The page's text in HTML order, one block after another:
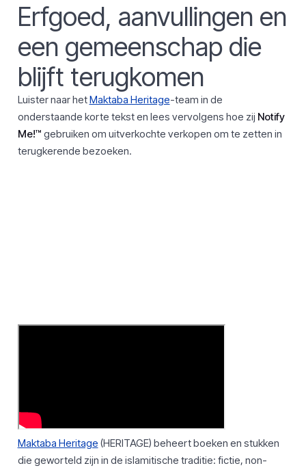
Erfgoed, aanvullingen en
een gemeenschap die
blijft terugkomen
Luister naar hetMaktaba Heritage-team in de
onderstaande korte tekst en lees vervolgens hoe zij Notify
Me!™ gebruiken om uitverkochte verkopen om te zetten in
terugkerende bezoeken.
Maktaba Heritage (HERITAGE) beheert boeken en stukken
die geworteld zijn in de islamitische traditie: fictie, non-